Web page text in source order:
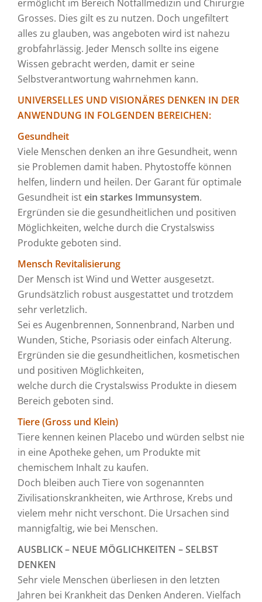
ermöglicht im Bereich Notfallmedizin und Chirurgie
Grosses. Dies gilt es zu nutzen. Doch ungefiltert
alles zu glauben, was angeboten wird ist nahezu
grobfahrlässig. Jeder Mensch sollte ins eigene
Wissen gebracht werden, damit er seine
Selbstverantwortung wahrnehmen kann.
UNIVERSELLES UND VISIONÄRES DENKEN IN DER
ANWENDUNG IN FOLGENDEN BEREICHEN:
Gesundheit
Viele Menschen denken an ihre Gesundheit, wenn
sie Problemen damit haben. Phytostoffe können
helfen, lindern und heilen. Der Garant für optimale
Gesundheit istein starkes Immunsystem.
Ergründen sie die gesundheitlichen und positiven
Möglichkeiten, welche durch die Crystalswiss
Produkte geboten sind.
Mensch Revitalisierung
Der Mensch ist Wind und Wetter ausgesetzt.
Grundsätzlich robust ausgestattet und trotzdem
sehr verletzlich.
Sei es Augenbrennen, Sonnenbrand, Narben und
Wunden, Stiche, Psoriasis oder einfach Alterung.
Ergründen sie die gesundheitlichen, kosmetischen
und positiven Möglichkeiten,
welche durch die Crystalswiss Produkte in diesem
Bereich geboten sind.
Tiere (Gross und Klein)
Tiere kennen keinen Placebo und würden selbst nie
in eine Apotheke gehen, um Produkte mit
chemischem Inhalt zu kaufen.
Doch bleiben auch Tiere von sogenannten
Zivilisationskrankheiten, wie Arthrose, Krebs und
vielem mehr nicht verschont. Die Ursachen sind
mannigfaltig, wie bei Menschen.
AUSBLICK – NEUE MÖGLICHKEITEN – SELBST
DENKEN
Sehr viele Menschen überliesen in den letzten
Jahren bei Krankheit das Denken Anderen. Vielfach